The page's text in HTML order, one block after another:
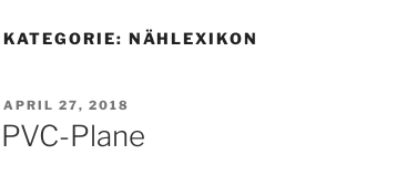
KATEGORIE: NÄHLEXIKON
VERÖFFENTLICHT
AM
APRIL 27, 2018
PVC-Plane